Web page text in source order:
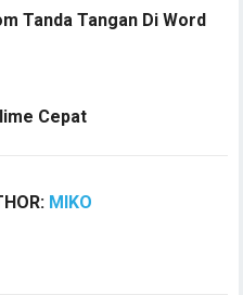
Tanda Tangan Di Word
Cepat
MIKO